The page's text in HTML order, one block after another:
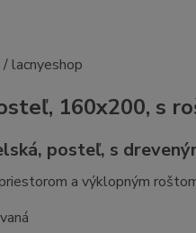
160x200, s
posteľ, s
a výklopným